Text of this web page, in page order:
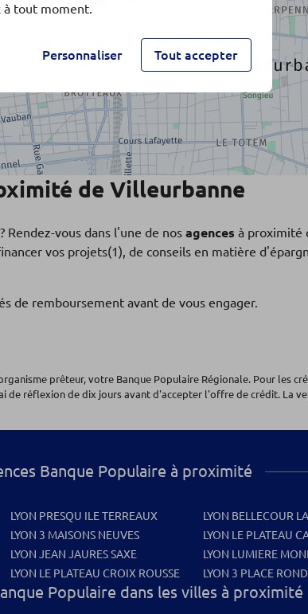
de Villeurbanne
Rendez-vous dans l'une de nos agences à proximité
vos projets(1), de conseils en matière
de remboursement avant de vous engager.
prêteur, votre Banque Populaire Régionale. Pour les
réflexion de dix jours avant d'accepter l'offre de crédit. La
Banque Populaire à proximité
LYON PRESQU ILE TERREAUX
LYON 3 MAISONS NEUVES
LYON JEAN JAURES SAXE
LYON LE PLATEAU CROIX ROUSSE
LYON BELLECOUR
LYON LE PLATEAU
LYON LUMIERE
LYON 3 PLACE
Populaire dans les villes à proximité
à tout moment.
Personnaliser Tout accepter